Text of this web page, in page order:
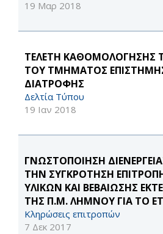
19 Μαρ 2018
ΤΕΛΕΤΗ ΚΑΘΟΜΟΛΟΓΗΣΗΣ
ΤΟΥ ΤΜΗΜΑΤΟΣ
ΔΙΑΤΡΟΦΗΣ
Δελτία Τύπου
19 Ιαν 2018
ΓΝΩΣΤΟΠΟΙΗΣΗ
ΤΗΝ ΣΥΓΚΡΟΤΗΣΗ
ΥΛΙΚΩΝ ΚΑΙ ΒΕΒΑΙΩΣΗΣ
ΤΗΣ Π.Μ. ΛΗΜΝΟΥ ΓΙΑ ΤΟ
Κληρώσεις επιτροπών
7 Δεκ 2017